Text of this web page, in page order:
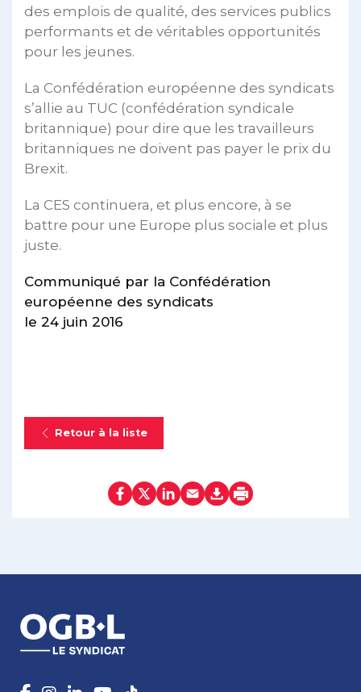
des emplois de qualité, des services publics
performants et de véritables opportunités
pour les jeunes.
La Confédération européenne des syndicats
s’allie au TUC (confédération syndicale
britannique) pour dire que les travailleurs
britanniques ne doivent pas payer le prix du
Brexit.
La CES continuera, et plus encore, à se
battre pour une Europe plus sociale et plus
juste.
Communiqué par la Confédération
européenne des syndicats
le 24 juin 2016
Retour à la liste